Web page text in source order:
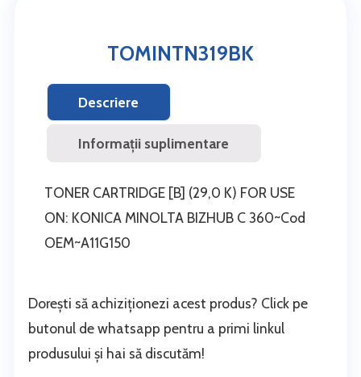
TOMINTN319BK
Descriere
Informații suplimentare
TONER CARTRIDGE [B] (29,0 K) FOR USE
ON: KONICA MINOLTA BIZHUB C 360~Cod
OEM~A11G150
Dorești să achiziționezi acest produs? Click pe
butonul de whatsapp pentru a primi linkul
produsului și hai să discutăm!